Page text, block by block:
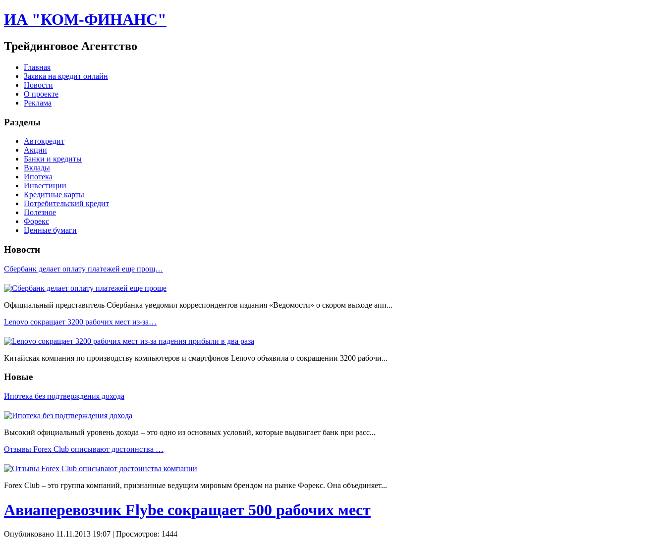
ИА "КОМ-ФИНАНС"
Трейдинговое Агентство
Главная
Заявка на кредит онлайн
Новости
О проекте
Реклама
Разделы
Автокредит
Акции
Банки и кредиты
Вклады
Ипотека
Инвестиции
Кредитные карты
Потребительский кредит
Полезное
Форекс
Ценные бумаги
Новости
Сбербанк делает оплату платежей еще прощ…
Официальный представитель Сбербанка уведомил корреспондентов издания «Ведомости» о скором выходе апп...
Lenovo сокращает 3200 рабочих мест из-за…
Китайская компания по производству компьютеров и смартфонов Lenovo объявила о сокращении 3200 рабочи...
Новые
Ипотека без подтверждения дохода
Высокий официальный уровень дохода – это одно из основных условий, которые выдвигает банк при расс...
Отзывы Forex Сlub описывают достоинства …
Forex Сlub – это группа компаний, признанные ведущим мировым брендом на рынке Форекс. Она объединяет...
Авиаперевозчик Flybe сокращает 500 рабочих мест
Опубликовано 11.11.2013 19:07 | Просмотров: 1444